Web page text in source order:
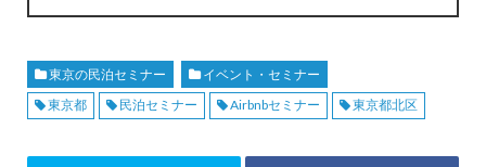
東京の民泊セミナー
イベント・セミナー
東京都
民泊セミナー Airbnbセミナー 東京都北区